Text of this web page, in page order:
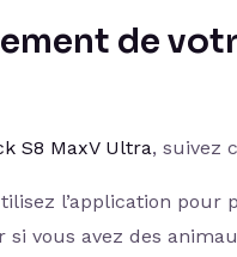
de
S8 MaxV Ultra, suivez
l’application pour
vous avez des